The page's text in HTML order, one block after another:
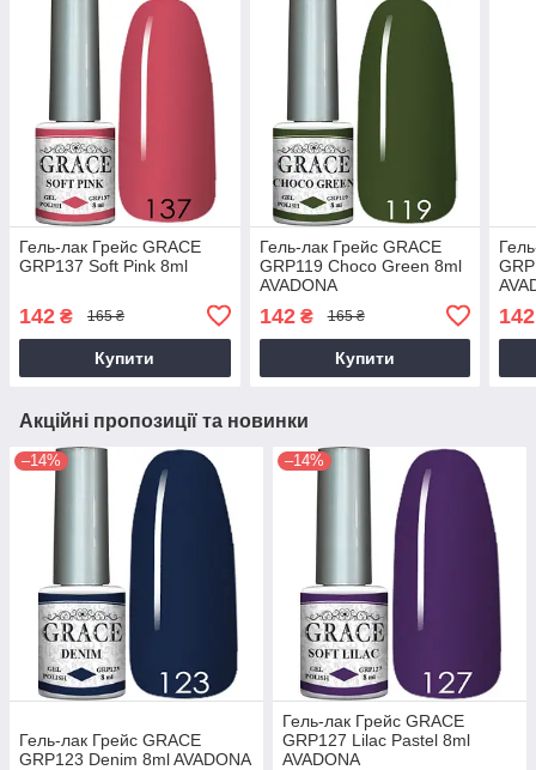
Гель-лак Грейс GRACE
GRP137 Soft Pink 8ml
142 ₴ 165 ₴
Купити
Гель-лак Грейс GRACE
GRP119 Choco Green 8ml
AVADONA
142₴ 165 ₴
Купити
142
Акційні пропозиції та новинки
–14%
Гель-лак Грейс GRACE
GRP123 Denim 8ml AVADONA
–14%
Гель-лак Грейс GRACE
GRP127 Lilac Pastel 8ml
AVADONA